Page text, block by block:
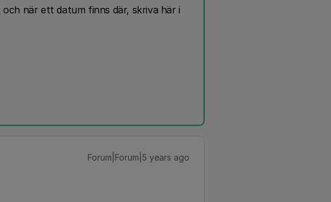
och när ett datum finns där, skriva här i
Forum|Forum|5 years ago